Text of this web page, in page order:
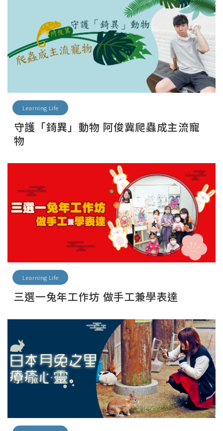
Learning Life
守護「錡異」動物 阿俊冀爬蟲成主流寵
物
Learning Life
三選一兔年工作坊 做手工兼學表達